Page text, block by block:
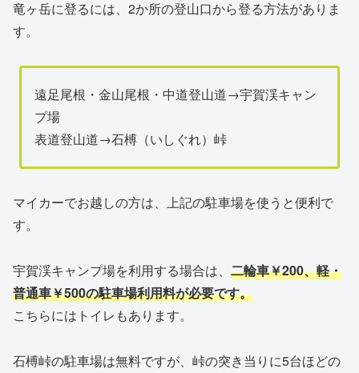
竜ヶ岳に登るには、2か所の登山口から登る方法がありま
す。
遠足尾根・金山尾根・中道登山道→宇賀渓キャン
プ場
表道登山道→石榑（いしぐれ）峠
マイカーでお越しの方は、上記の駐車場を使うと便利で
す。
宇賀渓キャンプ場を利用する場合は、 二輪車￥200、軽・
普通車￥500の駐車場利用料が必要です。
こちらにはトイレもあります。
石榑峠の駐車場は無料ですが、峠の突き当りに5台ほどの